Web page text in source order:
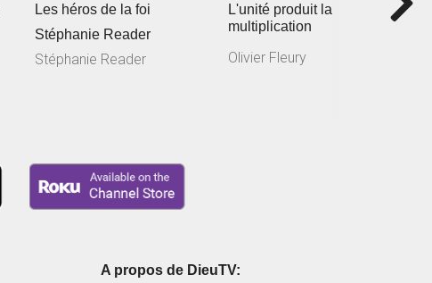
Les héros de la foi
Stéphanie Reader
Stéphanie Reader
L'unité produit la
multiplication
Olivier Fleury
A propos de DieuTV: